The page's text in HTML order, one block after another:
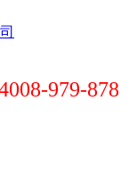
979-878